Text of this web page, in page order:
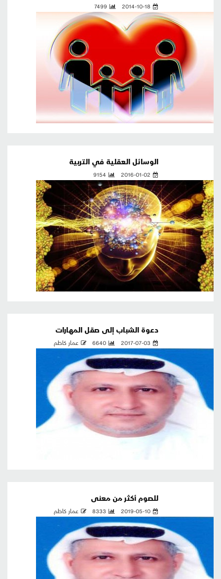
2014-10-18
7499
الوسائل العقلية في التربية
2016-01-02
9154
دعوة الشباب إلى صقل المهارات
2017-07-03
6640 عمار كاظم
للصوم أكثر من معنى
2019-05-10
8333 عمار كاظم